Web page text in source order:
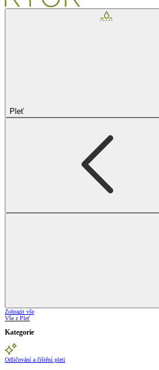
Pleť
Zobrazit vše
Vše z Pleť
Kategorie
Odličování a čištění pleti